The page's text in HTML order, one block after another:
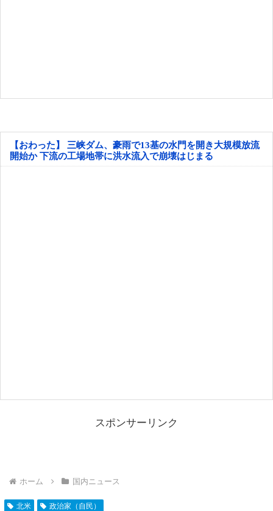
【おわった】 三峡ダム、豪雨で13基の水門を開き大規模放流
開始か 下流の工場地帯に洪水流入で崩壊はじまる
スポンサーリンク
ホーム 国内ニュース
北米 政治家（自民）